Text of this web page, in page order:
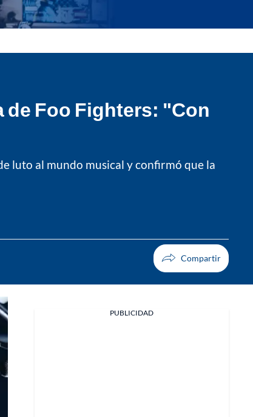
de Foo Fighters: "Con
luto al mundo musical y confirmó que la
PUBLICIDAD